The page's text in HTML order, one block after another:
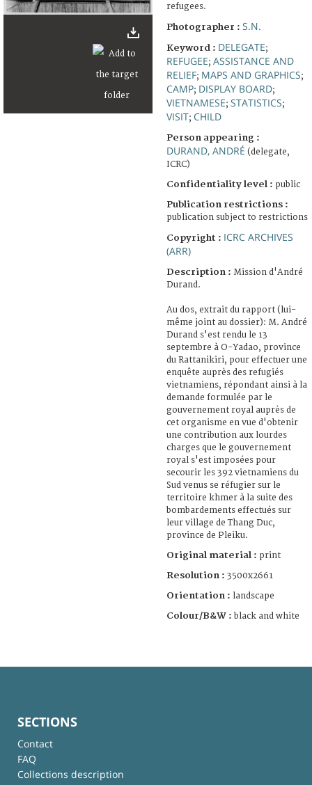
refugees.
Photographer : S.N.
Keyword : DELEGATE;
REFUGEE; ASSISTANCE AND
RELIEF; MAPS AND GRAPHICS;
CAMP; DISPLAY BOARD;
VIETNAMESE; STATISTICS;
VISIT; CHILD
Person appearing :
DURAND, ANDRÉ (delegate,
ICRC)
Confidentiality level : public
Publication restrictions :
publication subject to restrictions
Copyright : ICRC ARCHIVES
(ARR)
Description : Mission d'André
Durand.
Au dos, extrait du rapport (lui-
même joint au dossier): M. André
Durand s'est rendu le 13
septembre à O-Yadao, province
du Rattanikiri, pour effectuer une
enquête auprès des refugiés
vietnamiens, répondant ainsi à la
demande formulée par le
gouvernement royal auprès de
cet organisme en vue d'obtenir
une contribution aux lourdes
charges que le gouvernement
royal s'est imposées pour
secourir les 392 vietnamiens du
Sud venus se réfugier sur le
territoire khmer à la suite des
bombardements effectués sur
leur village de Thang Duc,
province de Pleiku.
Original material : print
Resolution : 3500x2661
Orientation : landscape
Colour/B&W : black and white
SECTIONS
Contact
FAQ
Collections description